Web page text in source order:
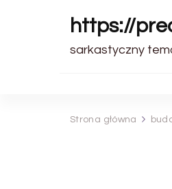
https://
sarkastyczny
Strona główna